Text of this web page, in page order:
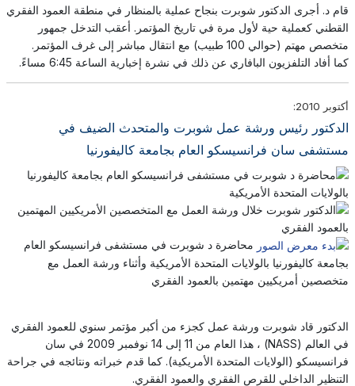
قام د. أجرى الدكتور شوبرت بنجاح عملية بالمنظار في منطقة العمود الفقري
القطني كعملية حية لأول مرة في تاريخ المؤتمر. أعقب التدخل جمهور
متخصص مهتم (حوالي 100 طبيب) مع انتقال مباشر إلى غرف المؤتمر.
كما أفاد التلفزيون البافاري عن ذلك في نشرة إخبارية الساعة 6:45 مساءً.
أكتوبر 2010:
الدكتور رئيس ورشة عمل شوبرت والمتحدث الضيف في
مستشفى سان فرانسيسكو العام بجامعة كاليفورنيا
محاضرة د شوبرت في مستشفى فرانسيسكو العام
بجامعة كاليفورنيا بالولايات المتحدة الأمريكية وأثناء ورشة العمل مع
متخصصين أمريكيين مهتمين بالعمود الفقري
الدكتور قاد شوبرت ورشة عمل كجزء من أكبر مؤتمر سنوي للعمود الفقري
في العالم (NASS) ، هذا العام من 11 إلى 14 نوفمبر 2009 في سان
فرانسيسكو (الولايات المتحدة الأمريكية). كما قدم خبراته ونتائجه في جراحة
التنظير الداخلي للقرص الفقري والعمود الفقري.